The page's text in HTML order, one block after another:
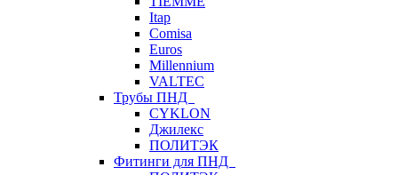
Itap
Comisa
Euros
Millennium
VALTEC
Трубы ПНД
CYKLON
Джилекс
ПОЛИТЭК
Фитинги для ПНД